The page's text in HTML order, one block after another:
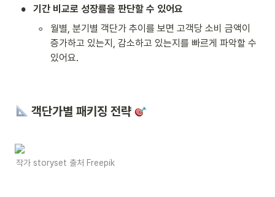
• 기간 비교로 성장률을 판단할 수 있어요
◦
월별, 분기별 객단가 추이를 보면 고객당 소비 금액이
증가하고 있는지, 감소하고 있는지를 빠르게 파악할 수
있어요.
객단가별 패키징 전략
작가 storyset 출처 Freepik